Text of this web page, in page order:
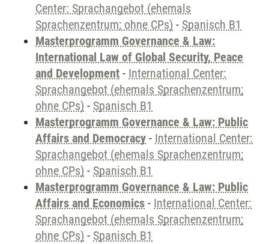
Center: Sprachangebot (ehemals
Sprachenzentrum; ohne CPs) - Spanisch B1
Masterprogramm Governance & Law:
International Law of Global Security, Peace
and Development - International Center:
Sprachangebot (ehemals Sprachenzentrum;
ohne CPs) - Spanisch B1
Masterprogramm Governance & Law: Public
Affairs and Democracy - International Center:
Sprachangebot (ehemals Sprachenzentrum;
ohne CPs) - Spanisch B1
Masterprogramm Governance & Law: Public
Affairs and Economics - International Center:
Sprachangebot (ehemals Sprachenzentrum;
ohne CPs) - Spanisch B1